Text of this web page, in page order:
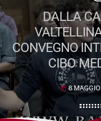
DALLA
CONVEGNO
CIBO
today 8